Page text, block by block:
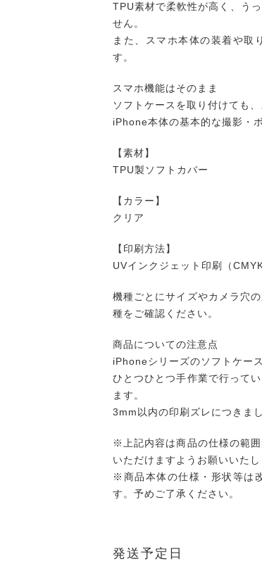
TPU素材で柔軟性が高く、う
せん。
また、スマホ本体の装着や取
す。
スマホ機能はそのまま
ソフトケースを取り付けても
iPhone本体の基本的な撮影・
【素材】
TPU製ソフトカバー
【カラー】
クリア
【印刷方法】
UVインクジェット印刷（CMYK
機種ごとにサイズやカメラ穴
種をご確認ください。
商品についての注意点
iPhoneシリーズのソフトケー
ひとつひとつ手作業で行って
ます。
3mm以内の印刷ズレにつきま
※上記内容は商品の仕様の範
いただけますようお願いいたし
※商品本体の仕様・形状等は
す。予めご了承ください。
発送予定日